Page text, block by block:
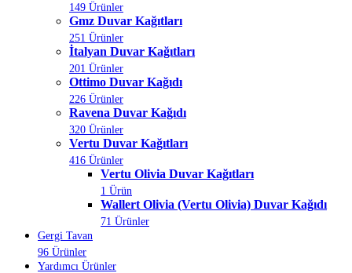
149 Ürünler
Gmz Duvar Kağıtları
251 Ürünler
İtalyan Duvar Kağıtları
201 Ürünler
Ottimo Duvar Kağıdı
226 Ürünler
Ravena Duvar Kağıdı
320 Ürünler
Vertu Duvar Kağıtları
416 Ürünler
Vertu Olivia Duvar Kağıtları
1 Ürün
Wallert Olivia (Vertu Olivia) Duvar Kağıdı
71 Ürünler
Gergi Tavan
96 Ürünler
Yardımcı Ürünler